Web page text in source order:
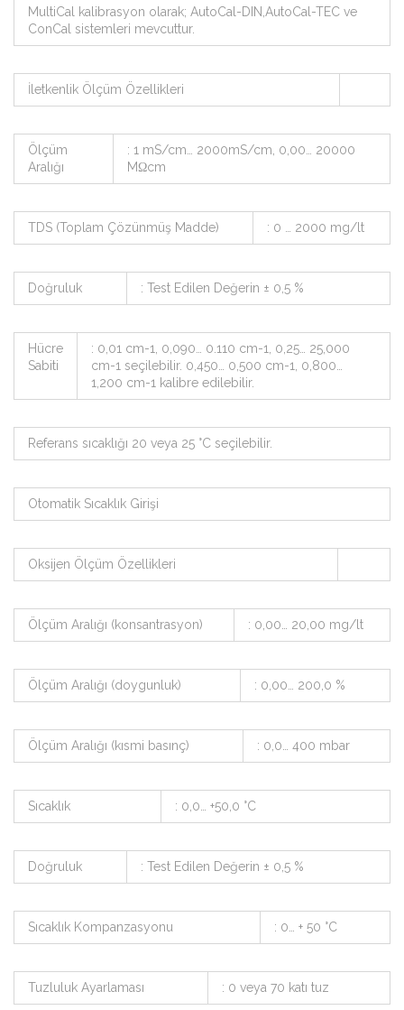
MultiCal kalibrasyon olarak; AutoCal-DIN,AutoCal-TEC ve
ConCal sistemleri mevcuttur.
İletkenlik Ölçüm Özellikleri
Ölçüm
Aralığı
: 1 mS/cm… 2000mS/cm, 0,00… 20000
MΩcm
TDS (Toplam Çözünmüş Madde) : 0 … 2000 mg/lt
Doğruluk : Test Edilen Değerin ± 0,5 %
Hücre
Sabiti
: 0,01 cm-1, 0,090… 0.110 cm-1, 0,25… 25,000
cm-1 seçilebilir. 0,450… 0,500 cm-1, 0,800…
1,200 cm-1 kalibre edilebilir.
Referans sıcaklığı 20 veya 25 °C seçilebilir.
Otomatik Sıcaklık Girişi
Oksijen Ölçüm Özellikleri
Ölçüm Aralığı (konsantrasyon) : 0,00… 20,00 mg/lt
Ölçüm Aralığı (doygunluk) : 0,00… 200,0 %
Ölçüm Aralığı (kısmi basınç) : 0,0… 400 mbar
Sıcaklık : 0,0… +50,0 °C
Doğruluk : Test Edilen Değerin ± 0,5 %
Sıcaklık Kompanzasyonu : 0… + 50 °C
Tuzluluk Ayarlaması : 0 veya 70 katı tuz